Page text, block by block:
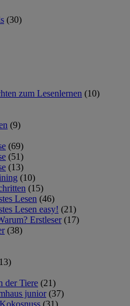
(30)
zum Lesenlernen (10)
(9)
(69)
(51)
(13)
(10)
(15)
Lesen (46)
Lesen easy! (21)
Erstleser (17)
(38)
der Tiere (21)
junior (37)
(31)